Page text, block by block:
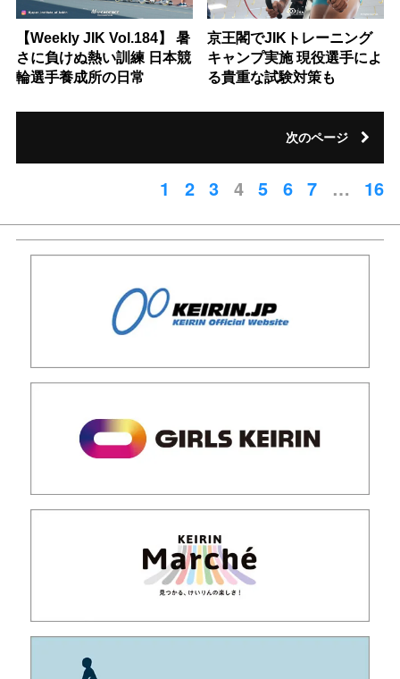
【Weekly JIK Vol.184】 暑
さに負けぬ熱い訓練 日本競
輪選手養成所の日常
京王閣でJIKトレーニング
キャンプ実施 現役選手によ
る貴重な試験対策も
次のページ
1 2 3 4 5 6 7 … 16